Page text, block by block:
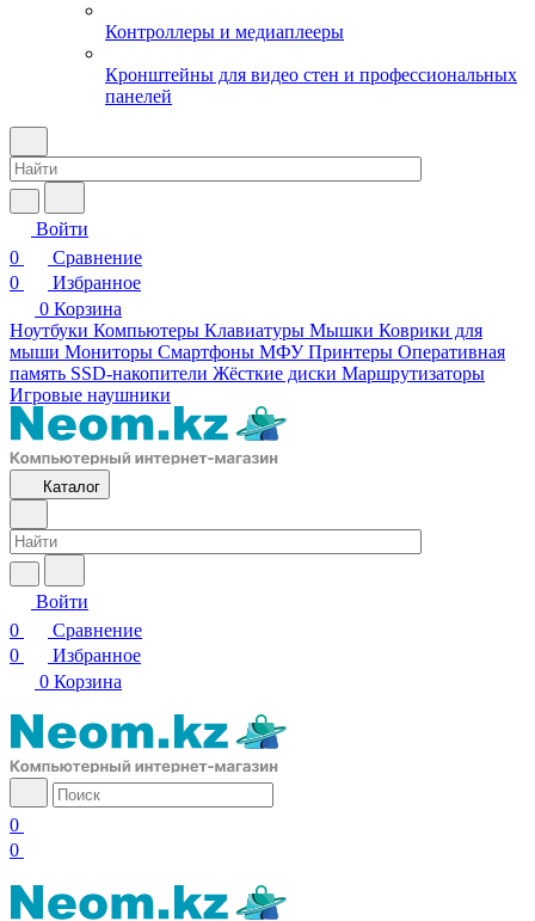
Контроллеры и медиаплееры
Кронштейны для видео стен и профессиональных
панелей
Войти
0
Сравнение
0
Избранное
0 Корзина
Ноутбуки Компьютеры Клавиатуры Мышки Коврики для
мыши Мониторы Смартфоны МФУ Принтеры Оперативная
память SSD-накопители Жёсткие диски Маршрутизаторы
Игровые наушники
Каталог
Войти
0
Сравнение
0
Избранное
0 Корзина
0
0